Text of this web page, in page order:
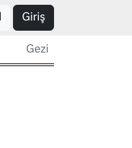
Giriş
Gezi